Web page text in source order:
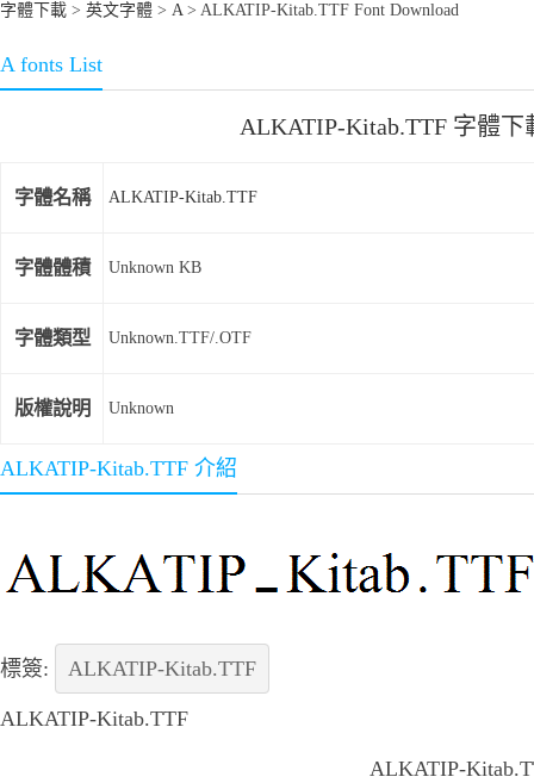
字體下載 > 英文字體 > A> ALKATIP-Kitab.TTF Font Download
A fonts List
ALKATIP-Kitab.TTF 字體下
字體名稱 ALKATIP-Kitab.TTF
字體體積 Unknown KB
字體類型 Unknown.TTF/.OTF
版權說明 Unknown
ALKATIP-Kitab.TTF 介紹
標簽: ALKATIP-Kitab.TTF
ALKATIP-Kitab.TTF
ALKATIP-